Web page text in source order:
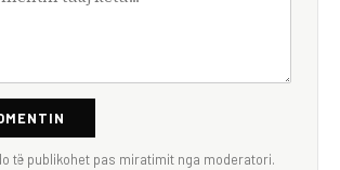
të publikohet pas miratimit nga moderatori.